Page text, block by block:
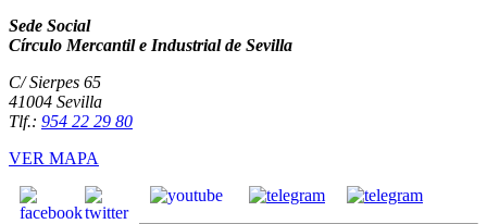
Sede Social
Círculo Mercantil e Industrial de Sevilla
C/ Sierpes 65
41004 Sevilla
Tlf.: 954 22 29 80
VER MAPA